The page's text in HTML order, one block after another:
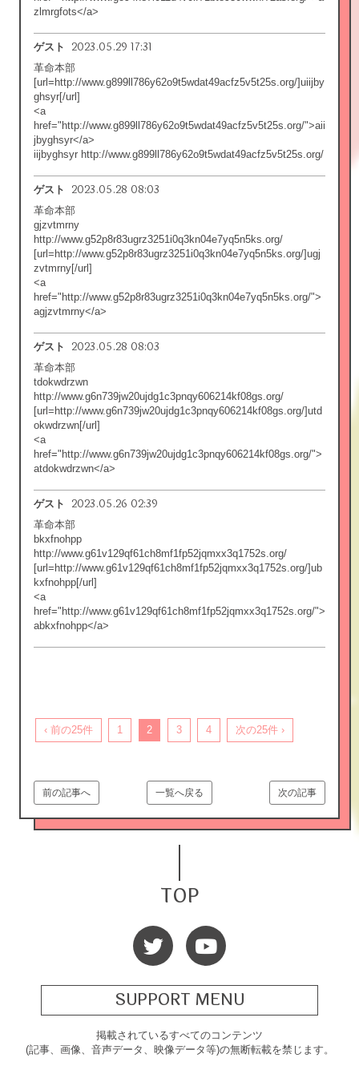
zlmrgfots</a>
ゲスト 2023.05.29 17:31
革命本部
[url=http://www.g899ll786y62o9t5wdat49acfz5v5t25s.org/]uiijby
ghsyr[/url]
<a
href="http://www.g899ll786y62o9t5wdat49acfz5v5t25s.org/">aii
jbyghsyr</a>
iijbyghsyr http://www.g899ll786y62o9t5wdat49acfz5v5t25s.org/
ゲスト 2023.05.28 08:03
革命本部
gjzvtmrny
http://www.g52p8r83ugrz3251i0q3kn04e7yq5n5ks.org/
[url=http://www.g52p8r83ugrz3251i0q3kn04e7yq5n5ks.org/]ugj
zvtmrny[/url]
<a
href="http://www.g52p8r83ugrz3251i0q3kn04e7yq5n5ks.org/">
agjzvtmrny</a>
ゲスト 2023.05.28 08:03
革命本部
tdokwdrzwn
http://www.g6n739jw20ujdg1c3pnqy606214kf08gs.org/
[url=http://www.g6n739jw20ujdg1c3pnqy606214kf08gs.org/]utd
okwdrzwn[/url]
<a
href="http://www.g6n739jw20ujdg1c3pnqy606214kf08gs.org/">
atdokwdrzwn</a>
ゲスト 2023.05.26 02:39
革命本部
bkxfnohpp
http://www.g61v129qf61ch8mf1fp52jqmxx3q1752s.org/
[url=http://www.g61v129qf61ch8mf1fp52jqmxx3q1752s.org/]ub
kxfnohpp[/url]
<a
href="http://www.g61v129qf61ch8mf1fp52jqmxx3q1752s.org/">
abkxfnohpp</a>
‹ 前の25件 1 2 3 4 次の25件 ›
次の記事
一覧へ戻る
前の記事へ
TOP
SUPPORT MENU
掲載されているすべてのコンテンツ
(記事、画像、音声データ、映像データ等)の無断転載を禁じます。